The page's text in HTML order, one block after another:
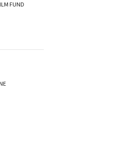
FUND